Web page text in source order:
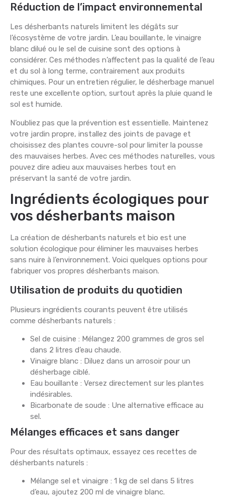
Réduction de l’impact environnemental
Les désherbants naturels limitent les dégâts sur
l’écosystème de votre jardin. L’eau bouillante, le vinaigre
blanc dilué ou le sel de cuisine sont des options à
considérer. Ces méthodes n’affectent pas la qualité de l’eau
et du sol à long terme, contrairement aux produits
chimiques. Pour un entretien régulier, le désherbage manuel
reste une excellente option, surtout après la pluie quand le
sol est humide.
N’oubliez pas que la prévention est essentielle. Maintenez
votre jardin propre, installez des joints de pavage et
choisissez des plantes couvre-sol pour limiter la pousse
des mauvaises herbes. Avec ces méthodes naturelles, vous
pouvez dire adieu aux mauvaises herbes tout en
préservant la santé de votre jardin.
Ingrédients écologiques pour
vos désherbants maison
La création de désherbants naturels et bio est une
solution écologique pour éliminer les mauvaises herbes
sans nuire à l’environnement. Voici quelques options pour
fabriquer vos propres désherbants maison.
Utilisation de produits du quotidien
Plusieurs ingrédients courants peuvent être utilisés
comme désherbants naturels :
Sel de cuisine : Mélangez 200 grammes de gros sel
dans 2 litres d’eau chaude.
Vinaigre blanc : Diluez dans un arrosoir pour un
désherbage ciblé.
Eau bouillante : Versez directement sur les plantes
indésirables.
Bicarbonate de soude : Une alternative efficace au
sel.
Mélanges efficaces et sans danger
Pour des résultats optimaux, essayez ces recettes de
désherbants naturels :
Mélange sel et vinaigre : 1 kg de sel dans 5 litres
d’eau, ajoutez 200 ml de vinaigre blanc.